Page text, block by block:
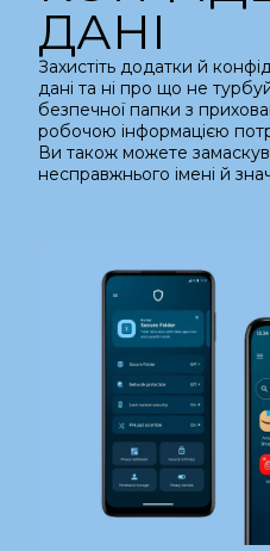
ДАНІ
Захистіть додатки й
дані та ні про що не
безпечної папки з
робочою інформацією
Ви також можете
несправжнього імені й